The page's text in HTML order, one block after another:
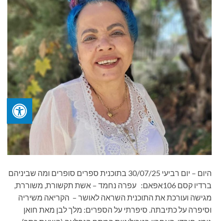
היום – יום רביעי 30/07/25 בתוכנית ספרים סופרים ומה שביניהם
ברדיו קסם 106אפאם: עפרה נחמד – אשת תקשורת, משוררת,
מגישה ועורכת את התוכנית השראה לאושר – הקריאה משיריה
וסיפרה על כתיבתה. סיפרתי על הספרים: מלך לבן מאת חואן